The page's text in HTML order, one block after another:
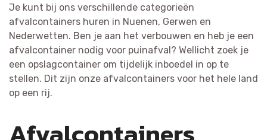
Je kunt bij ons verschillende categorieën
afvalcontainers huren in Nuenen, Gerwen en
Nederwetten. Ben je aan het verbouwen en heb je een
afvalcontainer nodig voor puinafval? Wellicht zoek je
een opslagcontainer om tijdelijk inboedel in op te
stellen. Dit zijn onze afvalcontainers voor het hele land
op een rij.